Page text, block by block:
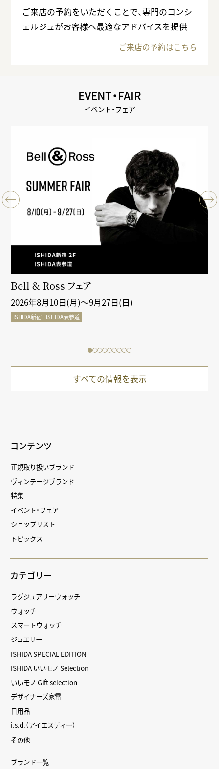
ご来店の予約をいただくことで、専門のコンシ
ェルジュがお客様へ最適なアドバイスを提供
ご来店の予約はこちら
EVENT・FAIR
イベント・フェア
Bell & Ross フェア
2026年8月10日(月)～9月27日(日)
ISHIDA新宿 ISHIDA表参道
すべての情報を表示
コンテンツ
正規取り扱いブランド
ヴィンテージブランド
特集
イベント・フェア
ショップリスト
トピックス
カテゴリー
ラグジュアリーウォッチ
ウォッチ
スマートウォッチ
ジュエリー
ISHIDA SPECIAL EDITION
ISHIDA いいモノ Selection
いいモノ Gift selection
デザイナーズ家電
日用品
i.s.d.（アイエスディー）
その他
ブランド一覧